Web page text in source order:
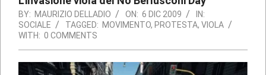
BY: MAURIZIO DELLADIO ON: 6 DIC 2009
IN:
SOCIALE
TAGGED: MOVIMENTO, PROTESTA, VIOLA
WITH: 0 COMMENTS